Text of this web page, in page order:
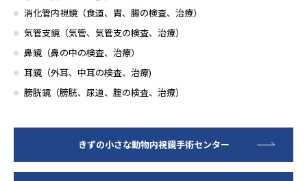
消化管内視鏡（食道、胃、腸の検査、治療）
気管支鏡（気管、気管支の検査、治療）
鼻鏡（鼻の中の検査、治療）
耳鏡（外耳、中耳の検査、治療)
膀胱鏡（膀胱、尿道、腟の検査、治療）
きずの小さな動物内視鏡手術センター